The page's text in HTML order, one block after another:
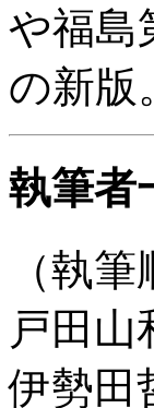
や福島
の新版
執筆者
（執筆
戸田
伊勢